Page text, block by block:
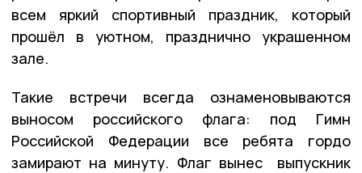
всем яркий спортивный праздник, который
прошёл в уютном, празднично украшенном
зале.
Такие встречи всегда ознаменовываются
выносом российского флага: под Гимн
Российской Федерации все ребята гордо
замирают на минуту. Флаг вынес выпускник